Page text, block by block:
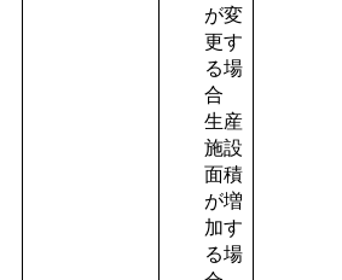
が変
更す
る場
合
生産
施設
面積
が増
加す
る場